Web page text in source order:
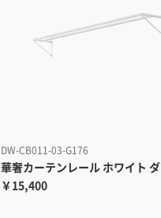
DW-CB011-03-G176
華奢カーテンレール ホワイト
￥15,400